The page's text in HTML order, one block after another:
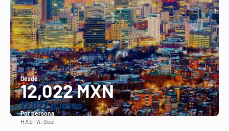
Desde
12,022 MXN
12.022 puntos
Por persona
HASTA:Seúl